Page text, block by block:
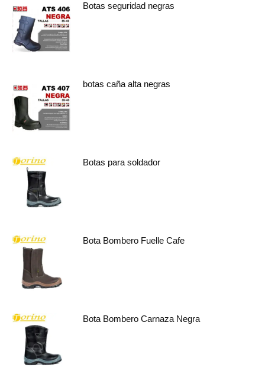
Botas seguridad negras
botas caña alta negras
Botas para soldador
Bota Bombero Fuelle Cafe
Bota Bombero Carnaza Negra